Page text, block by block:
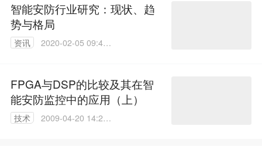
智能安防行业研究：现状、趋
势与格局
资讯
2020-02-05 09:40:
FPGA与DSP的比较及其在智
能安防监控中的应用（上）
技术
2009-04-20 14:21: